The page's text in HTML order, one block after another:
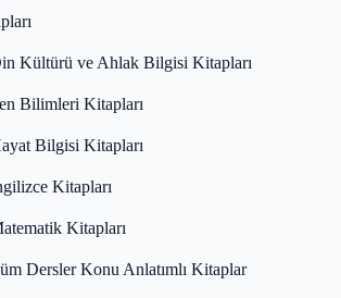
Kültürü ve Ahlak Bilgisi Kitapları
Bilimleri Kitapları
Bilgisi Kitapları
Kitapları
Kitapları
Dersler Konu Anlatımlı Kitaplar